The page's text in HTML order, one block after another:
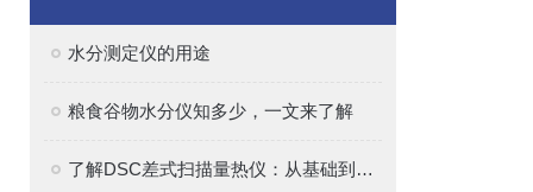
水分测定仪的用途
粮食谷物水分仪知多少，一文来了解
了解DSC差式扫描量热仪：从基础到高级分析技巧